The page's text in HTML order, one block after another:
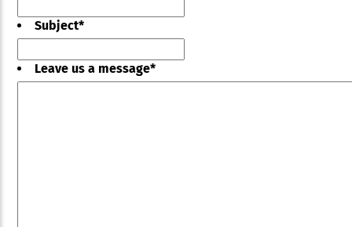
Subject*
Leave us a message*